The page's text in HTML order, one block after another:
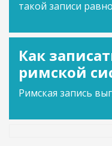
такой записи
Как
римской
Римская запись